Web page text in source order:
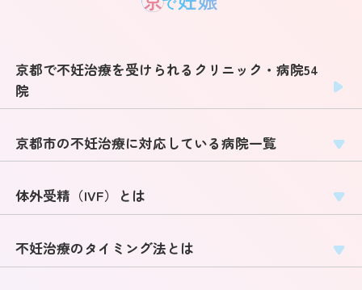
京都で不妊治療を受けられるクリニック・病院54
院
京都市の不妊治療に対応している病院一覧
体外受精（IVF）とは
不妊治療のタイミング法とは